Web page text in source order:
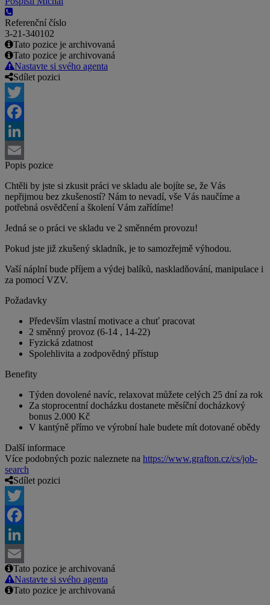
Referenční číslo
3-21-340102
Tato pozice je archivovaná
Tato pozice je archivovaná
Nastavte si svého agenta
Sdílet pozici
Twitter
Facebook
LinkedIn
Email
Popis pozice
Chtěli by jste si zkusit práci ve skladu ale bojíte se, že Vás
nepřijmou bez zkušeností? Nám to nevadí, vše Vás naučíme a
potřebná osvědčení a školení Vám zařídíme!
Jedná se o práci ve skladu ve 2 směnném provozu!
Pokud jste již zkušený skladník, je to samozřejmě výhodou.
Vaší náplní bude příjem a výdej balíků, naskladňování, manipulace i
za pomocí VZV.
Požadavky
Především vlastní motivace a chuť pracovat
2 směnný provoz (6-14 , 14-22)
Fyzická zdatnost
Spolehlivita a zodpovědný přístup
Benefity
Týden dovolené navíc, relaxovat můžete celých 25 dní za rok
Za stoprocentní docházku dostanete měsíční docházkový
bonus 2.000 Kč
V kantýně přímo ve výrobní hale budete mít dotované obědy
Další informace
Více podobných pozic naleznete na https://www.grafton.cz/cs/job-
search
Sdílet pozici
Twitter
Facebook
LinkedIn
Email
Tato pozice je archivovaná
Nastavte si svého agenta
Tato pozice je archivovaná